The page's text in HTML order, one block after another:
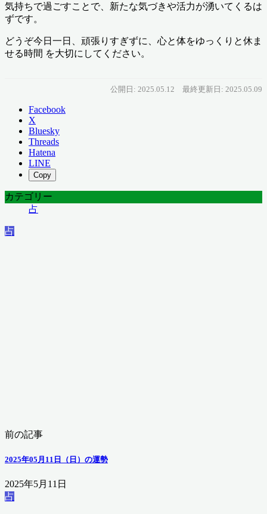
気持ちで過ごすことで、新たな気づきや活力が湧いてくるは
ずです。
どうぞ今日一日、頑張りすぎずに、心と体をゆっくりと休ま
せる時間 を大切にしてください。
公開日: 2025.05.12 最終更新日: 2025.05.09
Facebook
X
Bluesky
Threads
Hatena
LINE
Copy
カテゴリー
占
占
前の記事
2025年05月11日（日）の運勢
2025年5月11日
占